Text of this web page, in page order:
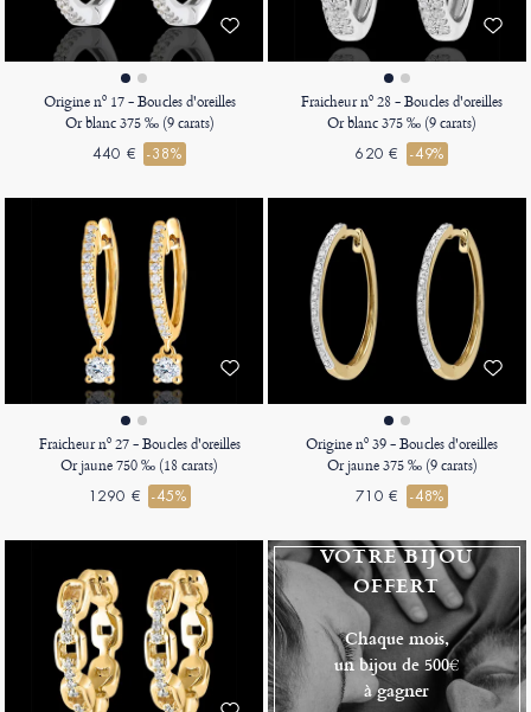
Origine nº 17 - Boucles d'oreilles
Or blanc 375 ‰ (9 carats)
440 € -38%
Fraicheur nº 28 - Boucles d'oreilles
Or blanc 375 ‰ (9 carats)
620 € -49%
Fraicheur nº 27 - Boucles d'oreilles
Or jaune 750 ‰ (18 carats)
1290 € -45%
Origine nº 39 - Boucles d'oreilles
Or jaune 375 ‰ (9 carats)
710 € -48%
VOTRE BIJOU
OFFERT
Chaque mois,
un bijou de 500€
à gagner